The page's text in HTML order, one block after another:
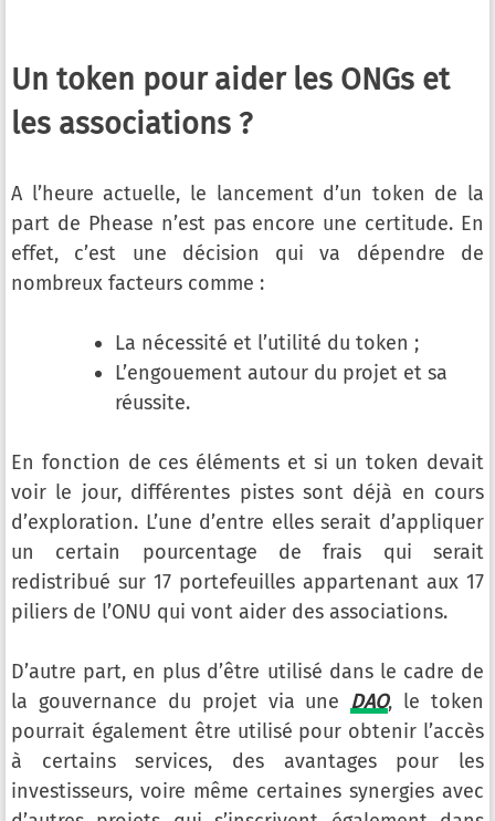
Un token pour aider les ONGs et
les associations ?
A l’heure actuelle, le lancement d’un token de la
part de Phease n’est pas encore une certitude. En
effet, c’est une décision qui va dépendre de
nombreux facteurs comme :
La nécessité et l’utilité du token ;
L’engouement autour du projet et sa
réussite.
En fonction de ces éléments et si un token devait
voir le jour, différentes pistes sont déjà en cours
d’exploration. L’une d’entre elles serait d’appliquer
un certain pourcentage de frais qui serait
redistribué sur 17 portefeuilles appartenant aux 17
piliers de l’ONU qui vont aider des associations.
D’autre part, en plus d’être utilisé dans le cadre de
la gouvernance du projet via une DAO, le token
pourrait également être utilisé pour obtenir l’accès
à certains services, des avantages pour les
investisseurs, voire même certaines synergies avec